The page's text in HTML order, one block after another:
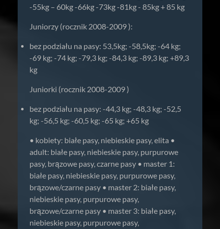
-55kg – 60kg -66kg -73kg -81kg - 85kg + 85 kg
Juniorzy (rocznik 2008-2009 ):
bez podziału na pasy: 53,5kg; -58,5kg; -64 kg;
-69 kg; -74 kg; -79,3 kg; -84,3 kg; -89,3 kg; +89,3
kg
Juniorki (rocznik 2008-2009 )
bez podziału na pasy: -44,3 kg; -48,3 kg; -52,5
kg; -56,5 kg; -60,5 kg; -65 kg; +65 kg
• kobiety: białe pasy, niebieskie pasy, elita •
adult: białe pasy, niebieskie pasy, purpurowe
pasy, brązowe pasy, czarne pasy • master 1:
białe pasy, niebieskie pasy, purpurowe pasy,
brązowe/czarne pasy • master 2: białe pasy,
niebieskie pasy, purpurowe pasy,
brązowe/czarne pasy • master 3: białe pasy,
niebieskie pasy, purpurowe pasy,